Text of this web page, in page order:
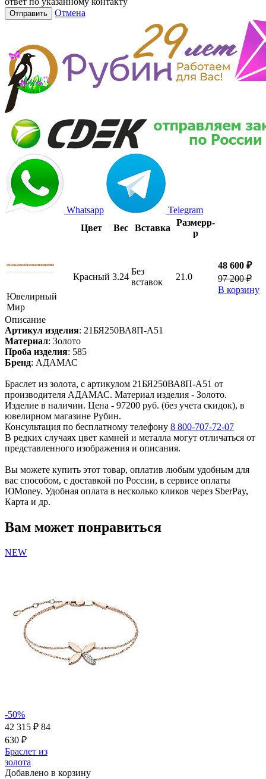
Отправить Отмена
Whatsapp
Telegram
Цвет
Вес Вставка
Размерр-
р
Ювелирный
Мир
Красный 3.24
Без
вставок
21.0
48 600 ₽
97 200 ₽
В корзину
Описание
Артикул изделия: 21БЯ250ВА8П-А51
Материал: Золото
Проба изделия: 585
Бренд: АДАМАС
Браслет из золота, с артикулом 21БЯ250ВА8П-А51 от
производителя АДАМАС. Материал изделия - Золото.
Изделие в наличии. Цена - 97200 руб. (без учета скидок), в
ювелирном магазине Рубин.
Консультация по бесплатному телефону 8 800-707-72-07
В редких случаях цвет камней и металла могут отличаться от
представленного изображения и описания.
Вы можете купить этот товар, оплатив любым удобным для
вас способом, с доставкой по России, в сервисе оплаты
ЮMoney. Удобная оплата в несколько кликов через SberPay,
Карта и др.
Вам может понравиться
NEW
-50%
42 315 ₽ 84
630 ₽
Браслет из
золота
Добавлено в корзину